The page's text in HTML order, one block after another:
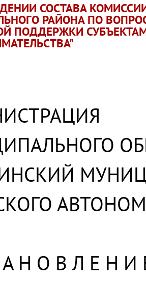
СОСТАВА
РАЙОНА ПО
ПОДДЕРЖКИ
Н О В Л Е Н И